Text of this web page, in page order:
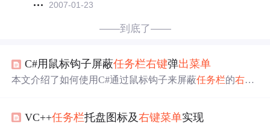
2007-01-23
——到底了——
C#用鼠标钩子屏蔽任务栏右键弹出菜单
本文介绍了如何使用C#通过鼠标钩子来屏蔽任务栏的右键
API调用和钩子使用的参考资料链接，以及两款API浏览器
VC++任务栏托盘图标及右键菜单实现